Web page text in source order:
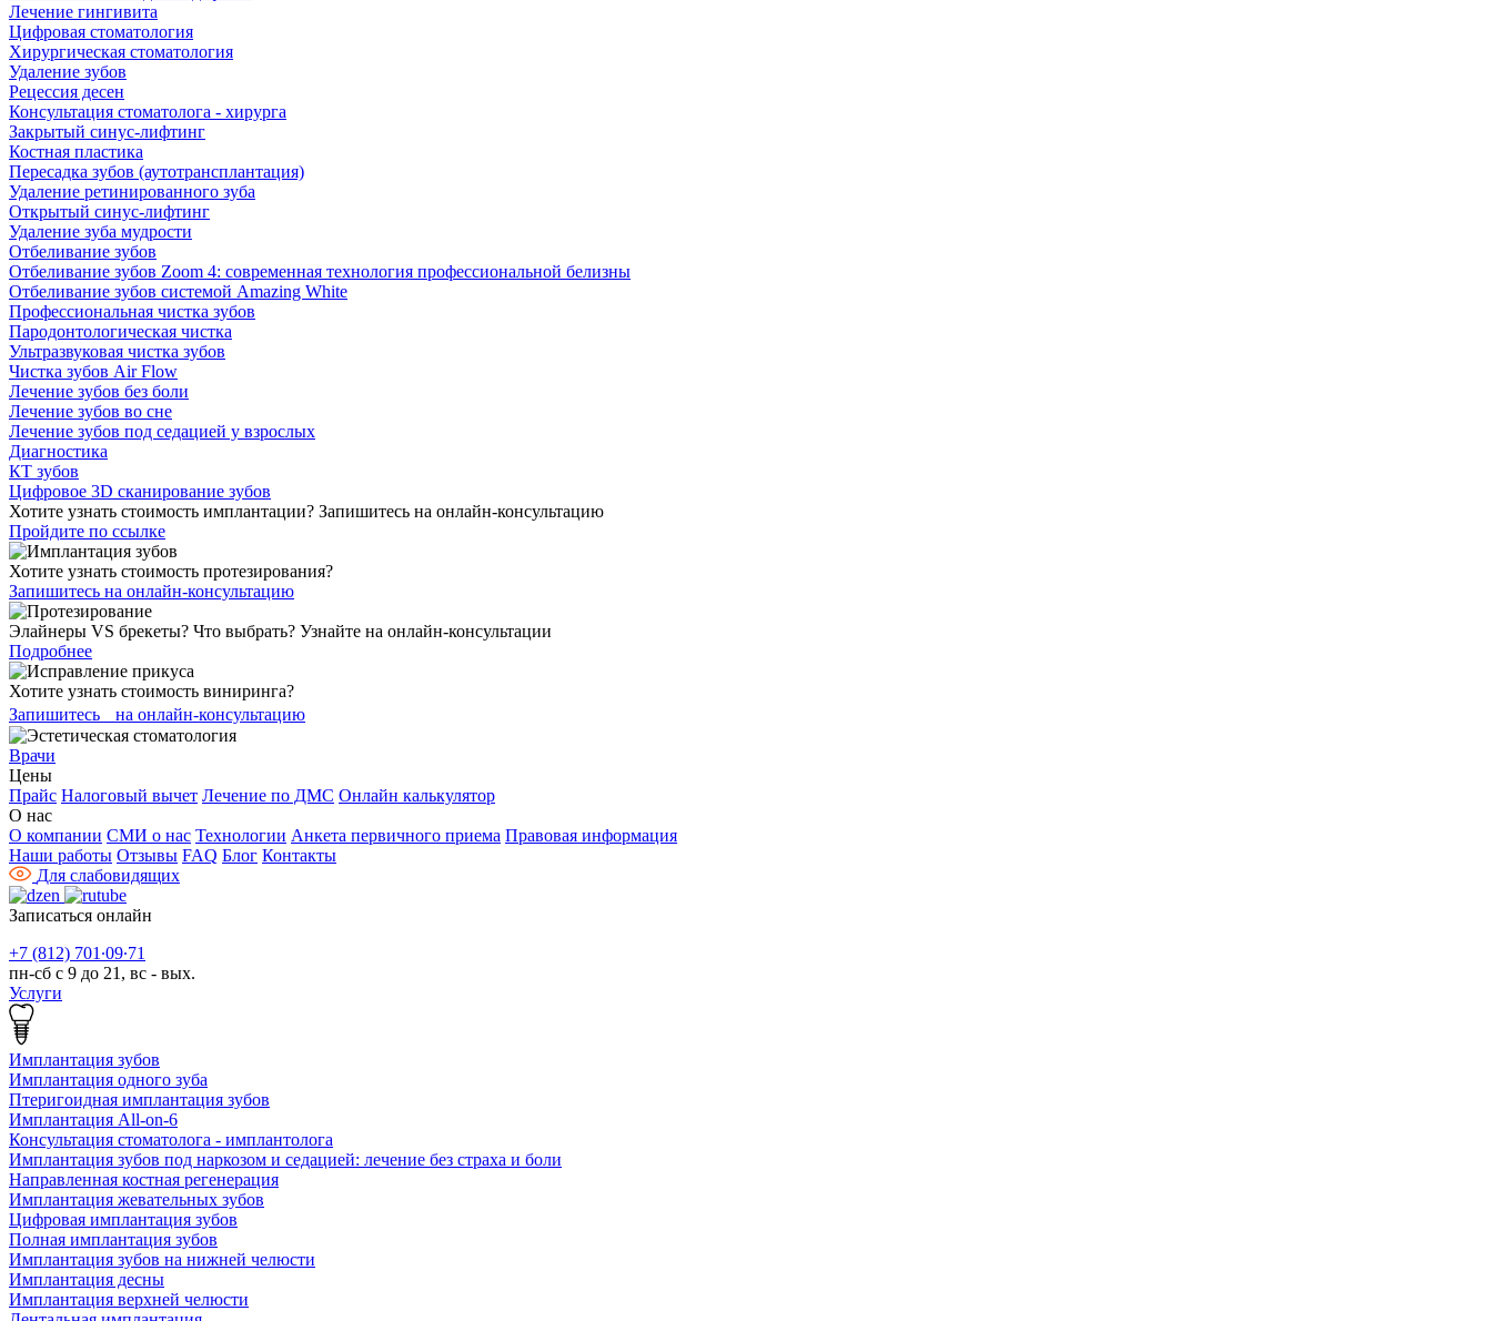
Лечение гингивита
Цифровая стоматология
Хирургическая стоматология
Удаление зубов
Рецессия десен
Консультация стоматолога - хирурга
Закрытый синус-лифтинг
Костная пластика
Пересадка зубов (аутотрансплантация)
Удаление ретинированного зуба
Открытый синус-лифтинг
Удаление зуба мудрости
Отбеливание зубов
Отбеливание зубов Zoom 4: современная технология профессиональной белизны
Отбеливание зубов системой Amazing White
Профессиональная чистка зубов
Пародонтологическая чистка
Ультразвуковая чистка зубов
Чистка зубов Air Flow
Лечение зубов без боли
Лечение зубов во сне
Лечение зубов под седацией у взрослых
Диагностика
КТ зубов
Цифровое 3D сканирование зубов
Хотите узнать стоимость имплантации? Запишитесь на онлайн-консультацию
Пройдите по ссылке
Хотите узнать стоимость протезирования?
Запишитесь на онлайн-консультацию
Элайнеры VS брекеты? Что выбрать? Узнайте на онлайн-консультации
Подробнее
Хотите узнать стоимость виниринга?
Запишитесь на онлайн-консультацию
Врачи
Цены
Прайс Налоговый вычет Лечение по ДМС Онлайн калькулятор
О нас
О компании СМИ о нас Технологии Анкета первичного приема Правовая информация
Наши работы Отзывы FAQ Блог Контакты
Для слабовидящих
Записаться онлайн
+7 (812) 701∙09∙71
пн-сб с 9 до 21, вс - вых.
Услуги
Имплантация зубов
Имплантация одного зуба
Птеригоидная имплантация зубов
Имплантация All-on-6
Консультация стоматолога - имплантолога
Имплантация зубов под наркозом и седацией: лечение без страха и боли
Направленная костная регенерация
Имплантация жевательных зубов
Цифровая имплантация зубов
Полная имплантация зубов
Имплантация зубов на нижней челюсти
Имплантация десны
Имплантация верхней челюсти